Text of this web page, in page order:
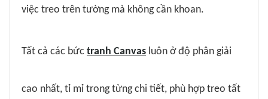
việc treo trên tường mà không cần khoan.
Tất cả các bức tranh Canvas luôn ở độ phân giải
cao nhất, tỉ mỉ trong từng chi tiết, phù hợp treo tất